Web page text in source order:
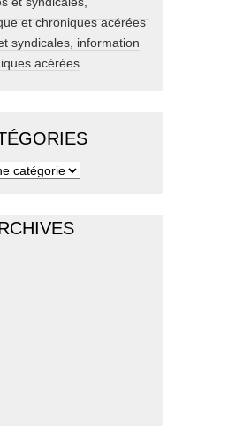
syndicales, information
acérées